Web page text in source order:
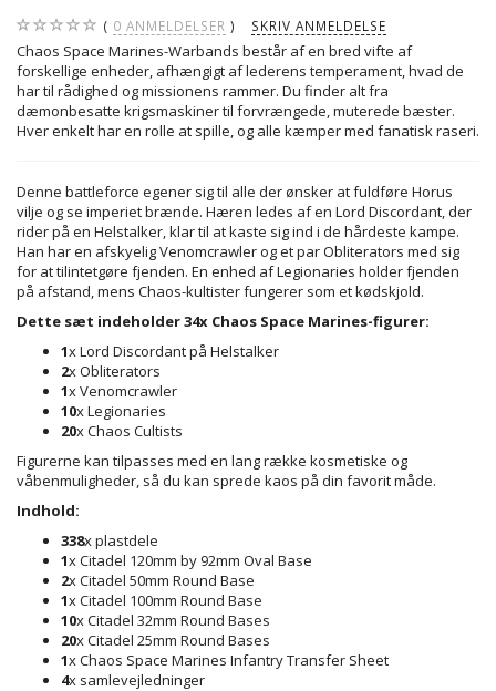
0 ANMELDELSER SKRIV ANMELDELSE
Chaos Space Marines-Warbands består af en bred vifte af
forskellige enheder, afhængigt af lederens temperament, hvad de
har til rådighed og missionens rammer. Du finder alt fra
dæmonbesatte krigsmaskiner til forvrængede, muterede bæster.
Hver enkelt har en rolle at spille, og alle kæmper med fanatisk raseri.
Denne battleforce egener sig til alle der ønsker at fuldføre Horus
vilje og se imperiet brænde. Hæren ledes af en Lord Discordant, der
rider på en Helstalker, klar til at kaste sig ind i de hårdeste kampe.
Han har en afskyelig Venomcrawler og et par Obliterators med sig
for at tilintetgøre fjenden. En enhed af Legionaries holder fjenden
på afstand, mens Chaos-kultister fungerer som et kødskjold.
Dette sæt indeholder 34x Chaos Space Marines-figurer:
1x Lord Discordant på Helstalker
2x Obliterators
1x Venomcrawler
10x Legionaries
20x Chaos Cultists
Figurerne kan tilpasses med en lang række kosmetiske og
våbenmuligheder, så du kan sprede kaos på din favorit måde.
Indhold:
338x plastdele
1x Citadel 120mm by 92mm Oval Base
2x Citadel 50mm Round Base
1x Citadel 100mm Round Base
10x Citadel 32mm Round Bases
20x Citadel 25mm Round Bases
1x Chaos Space Marines Infantry Transfer Sheet
4x samlevejledninger